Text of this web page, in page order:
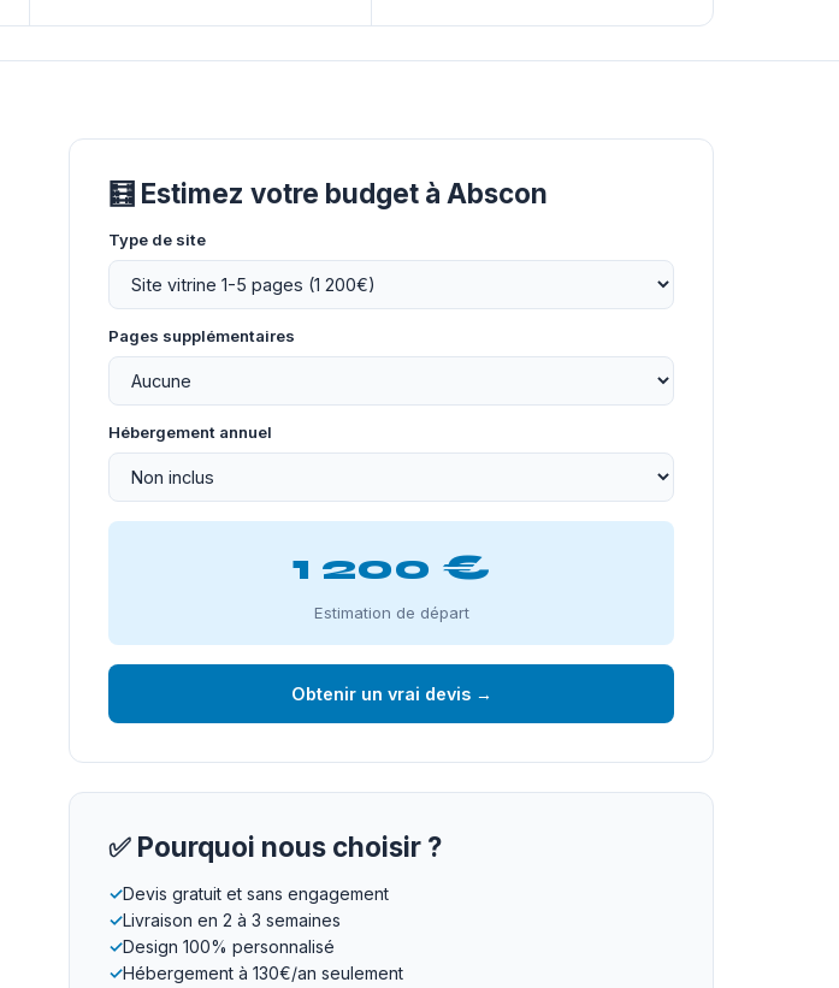
🧮 Estimez votre budget à Abscon
Type de site
Pages supplémentaires
Hébergement annuel
1 200 €
Estimation de départ
Obtenir un vrai devis →
✅ Pourquoi nous choisir ?
✓Devis gratuit et sans engagement
✓Livraison en 2 à 3 semaines
✓Design 100% personnalisé
✓Hébergement à 130€/an seulement